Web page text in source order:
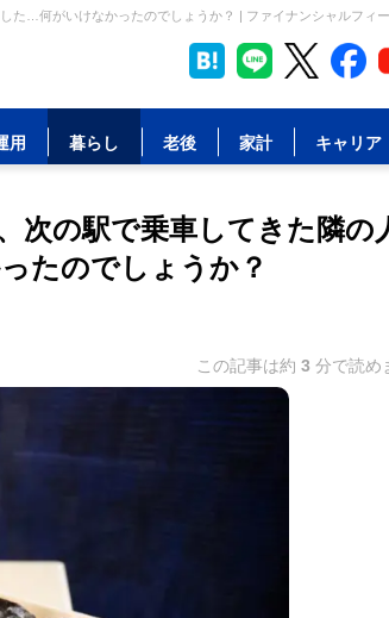
た…何がいけなかったのでしょうか？ | ファイナンシャルフィ
用 暮らし 老後 家計 キャリア
次の駅で乗車してきた隣の
たのでしょうか？
この記事は約 3 分で読め